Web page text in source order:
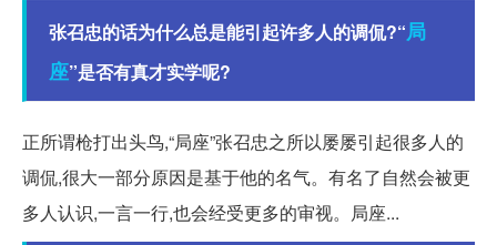
张召忠的话为什么总是能引起许多人的调侃?“局
座”是否有真才实学呢?
正所谓枪打出头鸟,“局座”张召忠之所以屡屡引起很多人的
调侃,很大一部分原因是基于他的名气。有名了自然会被更
多人认识,一言一行,也会经受更多的审视。局座...